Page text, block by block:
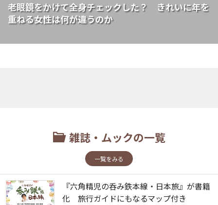
老眼鏡をかけて全身チェックした？ きれいに年を
重ねる女性は何が違うのか
雑誌・ムックの一覧
一覧をみる
『六角精児の呑み鉄本線・日本旅』が書籍
化 旅行ガイドにもなるマップ付き